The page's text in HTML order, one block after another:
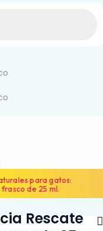
para gatos:
frasco de 25 ml.
Rescate